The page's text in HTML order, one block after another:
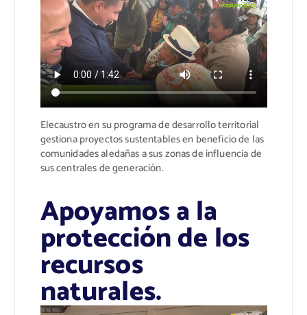
Elecaustro en su programa de desarrollo territorial
gestiona proyectos sustentables en beneficio de las
comunidades aledañas a sus zonas de influencia de
sus centrales de generación.
Apoyamos a la
protección de los
recursos
naturales.